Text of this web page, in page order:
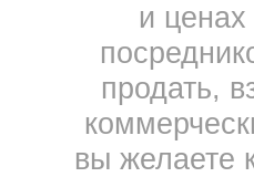
и
продать,
вы желаете